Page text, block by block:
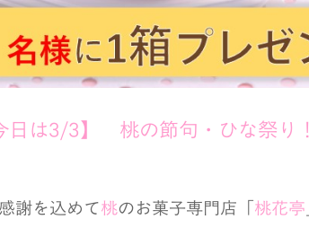
日は3/3】 桃の節句・ひな祭り！
謝を込めて桃のお菓子専門店「 桃花亭